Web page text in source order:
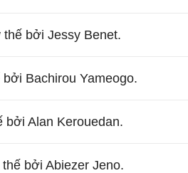
bởi Jessy Benet.
Bachirou Yameogo.
Alan Kerouedan.
bởi Abiezer Jeno.